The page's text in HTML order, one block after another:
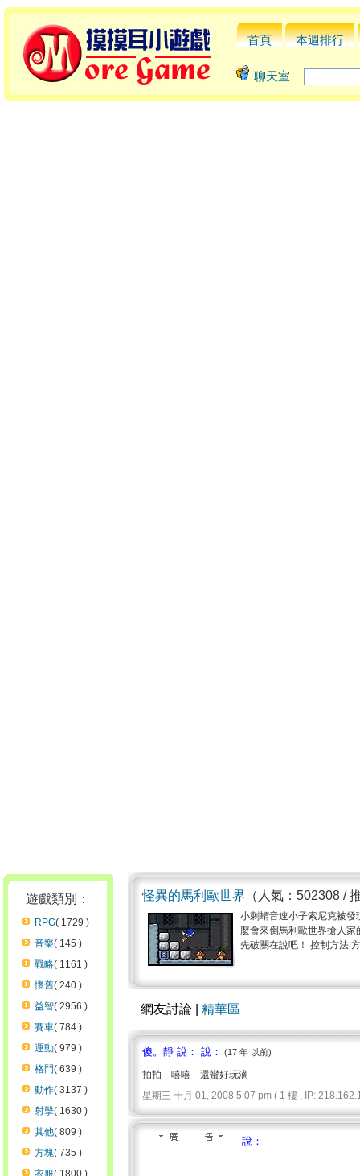
首頁 本週排行
聊天室
遊戲類別：
RPG( 1729 )
音樂( 145 )
戰略( 1161 )
懷舊( 240 )
益智( 2956 )
賽車( 784 )
運動( 979 )
格鬥( 639 )
動作( 3137 )
射擊( 1630 )
其他( 809 )
方塊( 735 )
衣服( 1800 )
怪異的馬利歐世界 （人氣：502308 /
小刺蝟音速小子索尼克被
麼會來倒馬利歐世界搶人
先破關在說吧！ 控制方法
網友討論 | 精華區
傻。靜 說： 說： (17 年 以前)
拍拍 嘻嘻 還蠻好玩滴
星期三 十月 01, 2008 5:07 pm ( 1 樓 , IP:
說：